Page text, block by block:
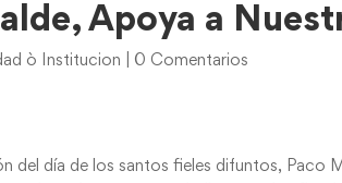
Apoya a
ò Institucion 0 Comentarios
del día de los santos fieles difuntos, Paco